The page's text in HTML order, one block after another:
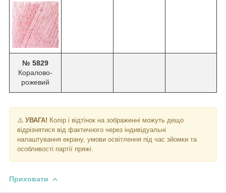
№ 5829
Коралово-
рожевий
⚠️ УВАГА! Колір і відтінок на зображенні можуть дещо
відрізнятися від фактичного через індивідуальні
налаштування екрану, умови освітлення під час зйомки та
особливості партії пряжі.
Приховати